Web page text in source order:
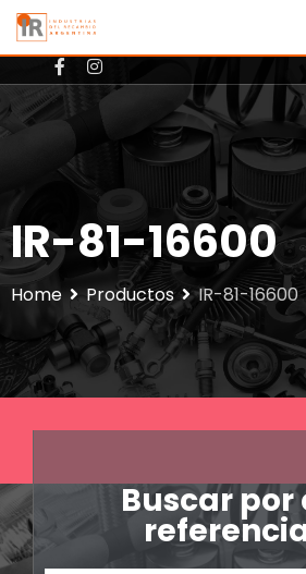
IR-81-16600
Home Productos IR-81-16600
Buscar por